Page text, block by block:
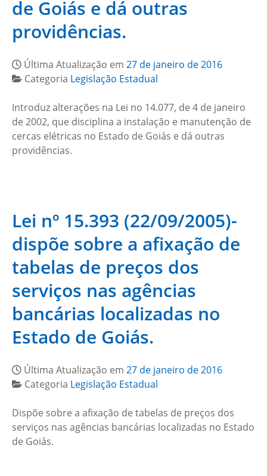
de Goiás e dá outras
providências.
Última Atualização em 27 de janeiro de 2016
Categoria Legislação Estadual
Introduz alterações na Lei no 14.077, de 4 de janeiro
de 2002, que disciplina a instalação e manutenção de
cercas elétricas no Estado de Goiás e dá outras
providências.
Lei nº 15.393 (22/09/2005)-
dispõe sobre a afixação de
tabelas de preços dos
serviços nas agências
bancárias localizadas no
Estado de Goiás.
Última Atualização em 27 de janeiro de 2016
Categoria Legislação Estadual
Dispõe sobre a afixação de tabelas de preços dos
serviços nas agências bancárias localizadas no Estado
de Goiás.